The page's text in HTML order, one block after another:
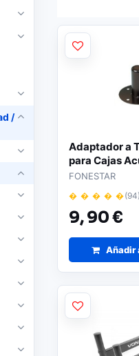
Adaptador a
para Cajas
FONESTAR
� � � � �(94)
9,90 €
Añadir